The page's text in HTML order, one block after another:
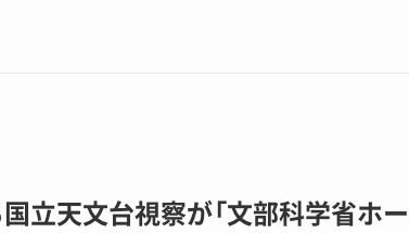
立天文台視察が「文部科学省ホ